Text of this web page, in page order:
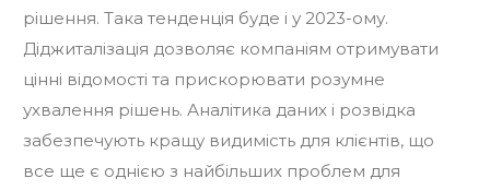
рішення. Така тенденція буде і у 2023-ому.
Діджиталізація дозволяє компаніям отримувати
цінні відомості та прискорювати розумне
ухвалення рішень. Аналітика даних і розвідка
забезпечують кращу видимість для клієнтів, що
все ще є однією з найбільших проблем для